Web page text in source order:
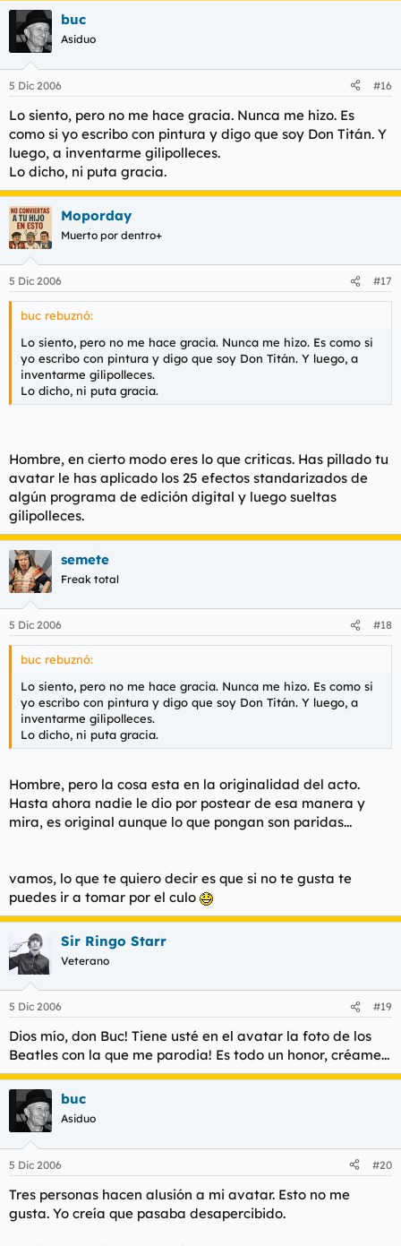
buc
Asiduo
5 Dic 2006 #16
Lo siento, pero no me hace gracia. Nunca me hizo. Es
como si yo escribo con pintura y digo que soy Don Titán. Y
luego, a inventarme gilipolleces.
Lo dicho, ni puta gracia.
Moporday
Muerto por dentro+
5 Dic 2006 #17
buc rebuznó:
Lo siento, pero no me hace gracia. Nunca me hizo. Es como si
yo escribo con pintura y digo que soy Don Titán. Y luego, a
inventarme gilipolleces.
Lo dicho, ni puta gracia.
Hombre, en cierto modo eres lo que criticas. Has pillado tu
avatar le has aplicado los 25 efectos standarizados de
algún programa de edición digital y luego sueltas
gilipolleces.
semete
Freak total
5 Dic 2006 #18
buc rebuznó:
Lo siento, pero no me hace gracia. Nunca me hizo. Es como si
yo escribo con pintura y digo que soy Don Titán. Y luego, a
inventarme gilipolleces.
Lo dicho, ni puta gracia.
Hombre, pero la cosa esta en la originalidad del acto.
Hasta ahora nadie le dio por postear de esa manera y
mira, es original aunque lo que pongan son paridas...
vamos, lo que te quiero decir es que si no te gusta te
puedes ir a tomar por el culo
Sir Ringo Starr
Veterano
5 Dic 2006 #19
Dios mío, don Buc! Tiene usté en el avatar la foto de los
Beatles con la que me parodia! Es todo un honor, créame...
buc
Asiduo
5 Dic 2006 #20
Tres personas hacen alusión a mi avatar. Esto no me
gusta. Yo creía que pasaba desapercibido.